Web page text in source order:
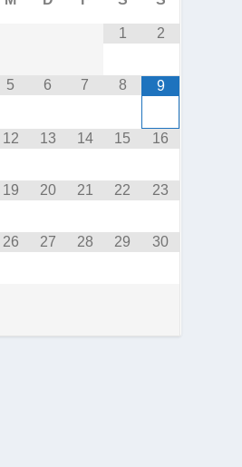
1 2
5 6 7 8 9
12 13 14 15 16
19 20 21 22 23
26 27 28 29 30